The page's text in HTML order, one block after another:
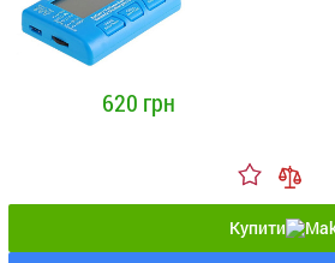
620 грн
Купити